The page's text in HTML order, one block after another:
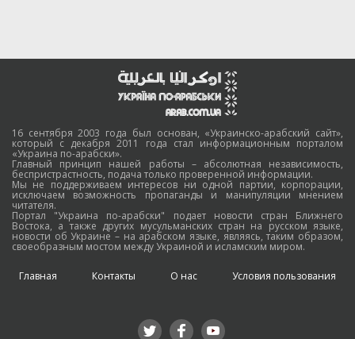
16 сентября 2003 года был основан, «Украинско-арабский сайт»,
который с декабря 2011 года стал информационным порталом
«Украина по-арабски».
Главный принцип нашей работы – абсолютная независимость,
беспристрастность, подача только проверенной информации.
Мы не поддерживаем интересов ни одной партии, корпорации,
исключаем возможность пропаганды и манипуляции мнением
читателя.
Портал "Украина по-арабски" подает новости стран Ближнего
Востока, а также других мусульманских стран на русском языке,
новости об Украине – на арабском языке, являясь, таким образом,
своеобразным мостом между Украиной и исламским миром.
Главная Контакты О нас Условия пользования